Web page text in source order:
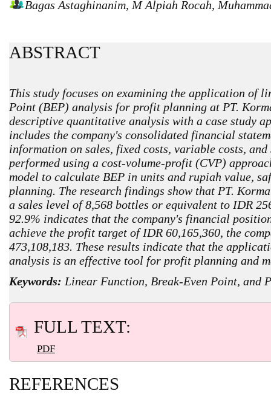
Bagas Astaghinanim, M Alpiah Rocah,
ABSTRACT
This study focuses on examining the application of
Point (BEP) analysis for profit planning at PT.
descriptive quantitative analysis with a case study
includes the company's consolidated financial
information on sales, fixed costs, variable costs,
performed using a cost-volume-profit (CVP)
model to calculate BEP in units and rupiah value,
planning. The research findings show that PT.
a sales level of 8,568 bottles or equivalent to IDR
92.9% indicates that the company's financial
achieve the profit target of IDR 60,165,360, the
473,108,183. These results indicate that the
analysis is an effective tool for profit planning and
Keywords: Linear Function, Break-Even Point, and
FULL TEXT:
PDF
REFERENCES